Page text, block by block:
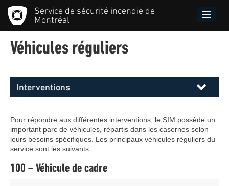
Aller
au
contenu
Service de sécurité incendie de
Montréal
Toggle
Véhicules réguliers
Menu
SIM
Interventions
Pour répondre aux différentes interventions, le SIM possède un
important parc de véhicules, répartis dans les casernes selon
leurs besoins spécifiques. Les principaux véhicules réguliers du
service sont les suivants.
100 – Véhicule de cadre